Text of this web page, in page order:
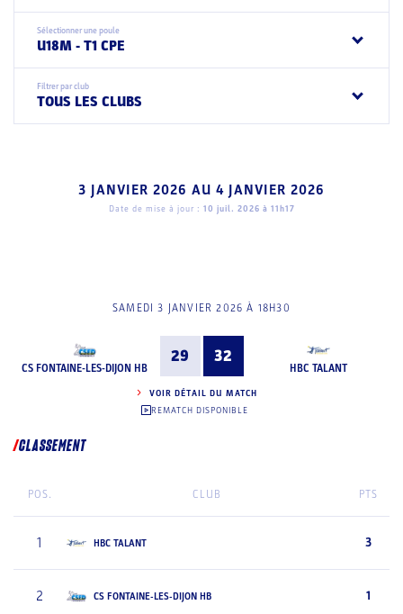
Sélectionner une poule
U18M - T1 CPE
Filtrer par club
TOUS LES CLUBS
3 JANVIER 2026 AU 4 JANVIER 2026
Date de mise à jour : 10 juil. 2026 à 11h17
SAMEDI 3 JANVIER 2026 À 18H30
CS FONTAINE-LES-DIJON HB
29 32
HBC TALANT
VOIR DÉTAIL DU MATCH
REMATCH DISPONIBLE
CLASSEMENT
POS. CLUB PTS
1 HBC TALANT 3
2 CS FONTAINE-LES-DIJON HB 1